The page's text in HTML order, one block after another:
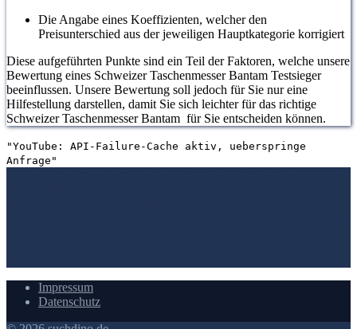
Die Angabe eines Koeffizienten, welcher den
Preisunterschied aus der jeweiligen Hauptkategorie korrigiert
Diese aufgeführten Punkte sind ein Teil der Faktoren, welche unsere
Bewertung eines Schweizer Taschenmesser Bantam Testsieger
beeinflussen. Unsere Bewertung soll jedoch für Sie nur eine
Hilfestellung darstellen, damit Sie sich leichter für das richtige
Schweizer Taschenmesser Bantam für Sie entscheiden können.
"YouTube: API-Failure-Cache aktiv, ueberspringe
Anfrage"
Impressum
Datenschutz